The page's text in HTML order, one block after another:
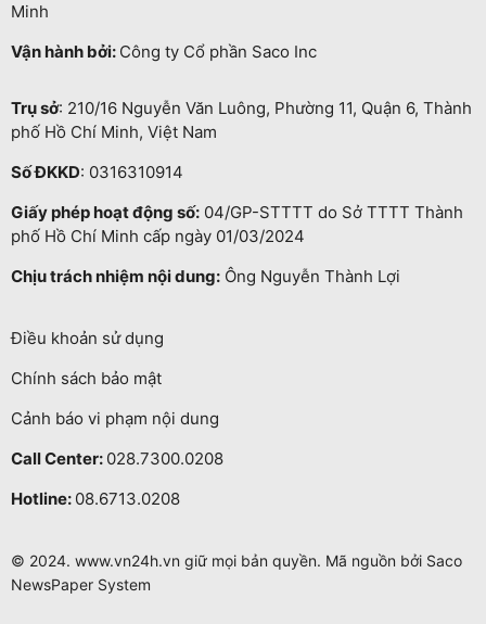
Minh
Vận hành bởi: Công ty Cổ phần Saco Inc
Trụ sở: 210/16 Nguyễn Văn Luông, Phường 11, Quận 6, Thành
phố Hồ Chí Minh, Việt Nam
Số ĐKKD: 0316310914
Giấy phép hoạt động số: 04/GP-STTTT do Sở TTTT Thành
phố Hồ Chí Minh cấp ngày 01/03/2024
Chịu trách nhiệm nội dung: Ông Nguyễn Thành Lợi
Điều khoản sử dụng
Chính sách bảo mật
Cảnh báo vi phạm nội dung
Call Center: 028.7300.0208
Hotline: 08.6713.0208
© 2024. www.vn24h.vn giữ mọi bản quyền. Mã nguồn bởi Saco
NewsPaper System